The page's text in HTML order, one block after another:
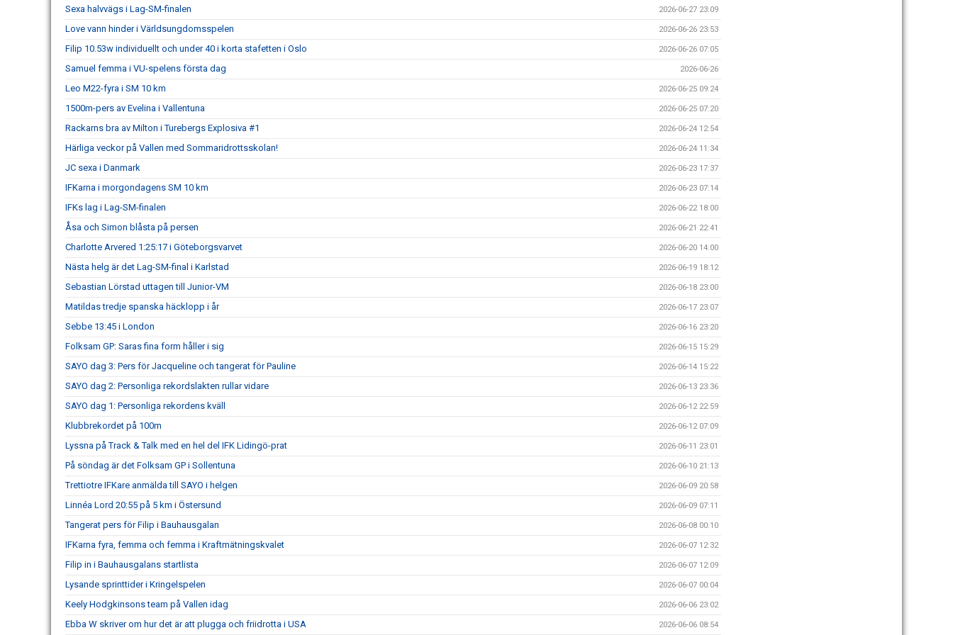
Sexa halvvägs i Lag-SM-finalen 2026-06-27 23:09
Love vann hinder i Världsungdomsspelen 2026-06-26 23:53
Filip 10.53w individuellt och under 40 i korta stafetten i Oslo 2026-06-26 07:05
Samuel femma i VU-spelens första dag 2026-06-26
Leo M22-fyra i SM 10 km 2026-06-25 09:24
1500m-pers av Evelina i Vallentuna 2026-06-25 07:20
Rackarns bra av Milton i Turebergs Explosiva #1 2026-06-24 12:54
Härliga veckor på Vallen med Sommaridrottsskolan! 2026-06-24 11:34
JC sexa i Danmark 2026-06-23 17:37
IFKarna i morgondagens SM 10 km 2026-06-23 07:14
IFKs lag i Lag-SM-finalen 2026-06-22 18:00
Åsa och Simon blåsta på persen 2026-06-21 22:41
Charlotte Arvered 1:25:17 i Göteborgsvarvet 2026-06-20 14:00
Nästa helg är det Lag-SM-final i Karlstad 2026-06-19 18:12
Sebastian Lörstad uttagen till Junior-VM 2026-06-18 23:00
Matildas tredje spanska häcklopp i år 2026-06-17 23:07
Sebbe 13:45 i London 2026-06-16 23:20
Folksam GP: Saras fina form håller i sig 2026-06-15 15:29
SAYO dag 3: Pers för Jacqueline och tangerat för Pauline 2026-06-14 15:22
SAYO dag 2: Personliga rekordslakten rullar vidare 2026-06-13 23:36
SAYO dag 1: Personliga rekordens kväll 2026-06-12 22:59
Klubbrekordet på 100m 2026-06-12 07:09
Lyssna på Track & Talk med en hel del IFK Lidingö-prat 2026-06-11 23:01
På söndag är det Folksam GP i Sollentuna 2026-06-10 21:13
Trettiotre IFKare anmälda till SAYO i helgen 2026-06-09 20:58
Linnéa Lord 20:55 på 5 km i Östersund 2026-06-09 07:11
Tangerat pers för Filip i Bauhausgalan 2026-06-08 00:10
IFKarna fyra, femma och femma i Kraftmätningskvalet 2026-06-07 12:32
Filip in i Bauhausgalans startlista 2026-06-07 12:09
Lysande sprinttider i Kringelspelen 2026-06-07 00:04
Keely Hodgkinsons team på Vallen idag 2026-06-06 23:02
Ebba W skriver om hur det är att plugga och friidrotta i USA 2026-06-06 08:54